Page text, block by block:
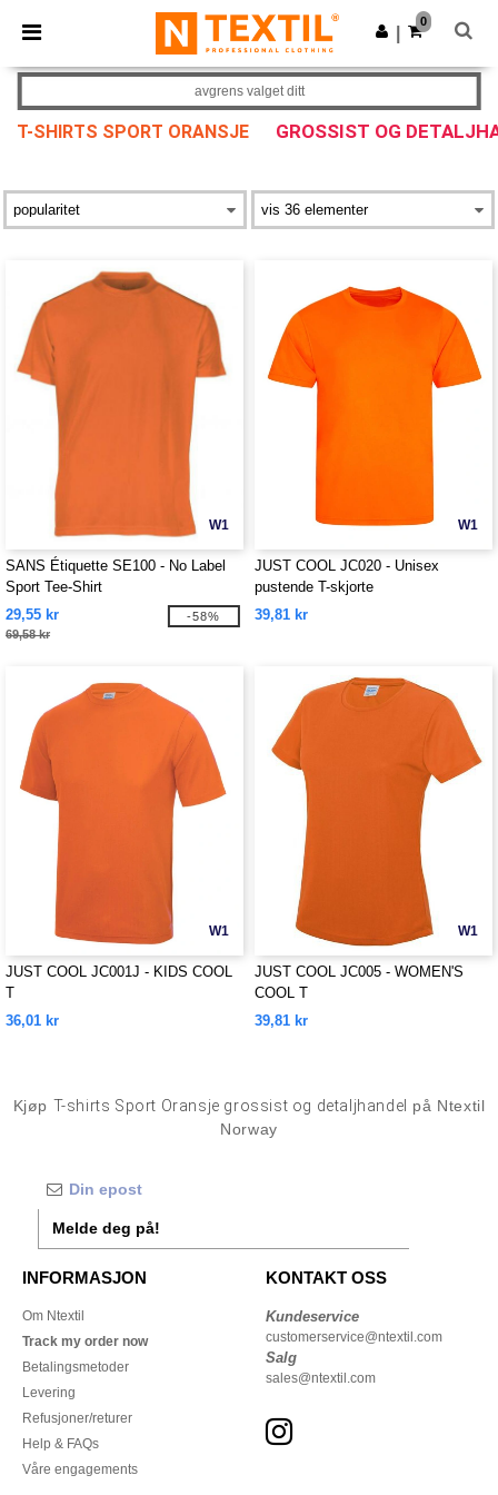
× Ntextil-app
Bedre priser i appen!
Last ned app
0
T-SHIRTS SPORT ORANSJE GROSSIST OG
avgrens valget ditt
W1
SANS Étiquette SE100 - No Label
Sport Tee-Shirt
29,55 kr
69,58 kr
-58%
W1
JUST COOL JC020 - Unisex
pustende T-skjorte
39,81 kr
W1
JUST COOL JC001J - KIDS COOL
T
36,01 kr
W1
JUST COOL JC005 - WOMEN'S
COOL T
39,81 kr
Kjøp T-shirts Sport Oransje grossist og detaljhandel på Ntextil
Norway
Melde deg på!
INFORMASJON
Om Ntextil
Track my order now
Betalingsmetoder
Levering
Refusjoner/returer
Help & FAQs
Våre engagements
KONTAKT OSS
Kundeservice
customerservice@ntextil.com
Salg
sales@ntextil.com